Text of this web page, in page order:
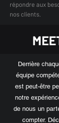
répondre aux
nos clients.
Derrière
équipe
est peut-être
notre
de nous un
compter.